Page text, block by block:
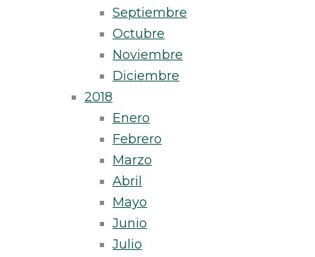
Septiembre
Octubre
Noviembre
Diciembre
2018
Enero
Febrero
Marzo
Abril
Mayo
Junio
Julio